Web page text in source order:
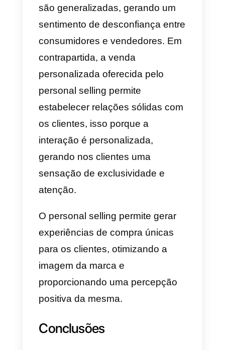
c) Forte relacionamento com o
cliente
Atenção personalizada
A chave para opersonal selling
é que a Comunicação com o
ajusta-se ao consumidor
às suas exigências,
às suas questões e
preocupações com base nas
suas necessidades.
Na maioria dos casos, o
consumidor espera obter
diretamente o que procura e a
venda pessoal é uma solução
eficaz para isso, proporcionando